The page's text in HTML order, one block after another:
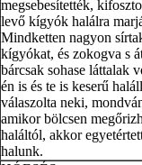
megsebesítették,
levő kígyók halálra
Mindketten nagyon
kígyókat, és zokogva s
bárcsak sohase láttalak
én is és te is keserű
válaszolta neki,
amikor bölcsen
haláltól, akkor
halunk.